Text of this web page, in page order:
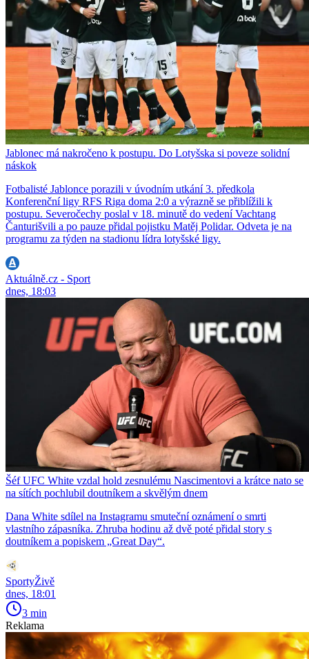
Jablonec má nakročeno k postupu. Do Lotyšska si poveze solidní
náskok
Fotbalisté Jablonce porazili v úvodním utkání 3. předkola
Konferenční ligy RFS Riga doma 2:0 a výrazně se přiblížili k
postupu. Severočechy poslal v 18. minutě do vedení Vachtang
Čanturišvili a po pauze přidal pojistku Matěj Polidar. Odveta je na
programu za týden na stadionu lídra lotyšské ligy.
Aktuálně.cz - Sport
dnes, 18:03
Šéf UFC White vzdal hold zesnulému Nascimentovi a krátce nato se
na sítích pochlubil doutníkem a skvělým dnem
Dana White sdílel na Instagramu smuteční oznámení o smrti
vlastního zápasníka. Zhruba hodinu až dvě poté přidal story s
doutníkem a popiskem „Great Day“.
SportyŽivě
dnes, 18:01
3 min
Reklama